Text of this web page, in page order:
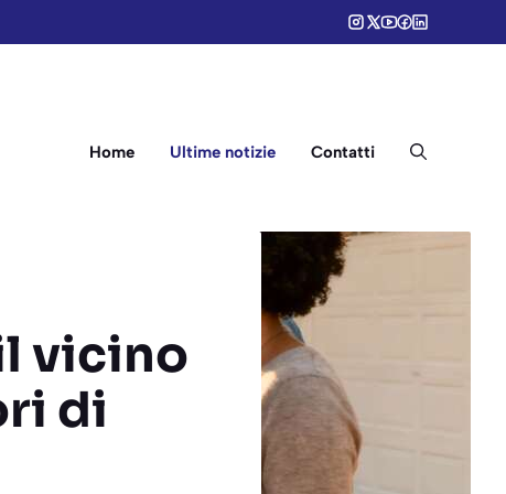
Home Ultime notizie Contatti
vicino
di